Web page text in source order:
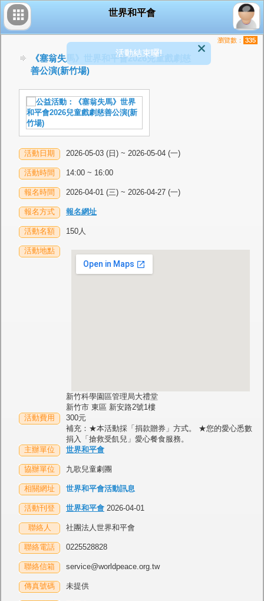
世界和平會
活動結束囉!
《塞翁失馬》世界和平會2026兒童戲劇慈
善公演(新竹場)
瀏覽數： 335
活動日期 2026-05-03 (日) ~ 2026-05-04 (一)
活動時間 14:00 ~ 16:00
報名時間 2026-04-01 (三) ~ 2026-04-27 (一)
報名方式 報名網址
活動名額 150人
活動地點
新竹科學園區管理局大禮堂
新竹市 東區 新安路2號1樓
活動費用
300元
補充：★本活動採「捐款贈券」方式。 ★您的愛心悉數
捐入「搶救受飢兒」愛心餐食服務。
主辦單位
世界和平會
協辦單位 九歌兒童劇團
相關網址 世界和平會活動訊息
活動刊登 世界和平會 2026-04-01
聯絡人 社團法人世界和平會
聯絡電話 0225528828
聯絡信箱 service@worldpeace.org.tw
傳真號碼 未提供